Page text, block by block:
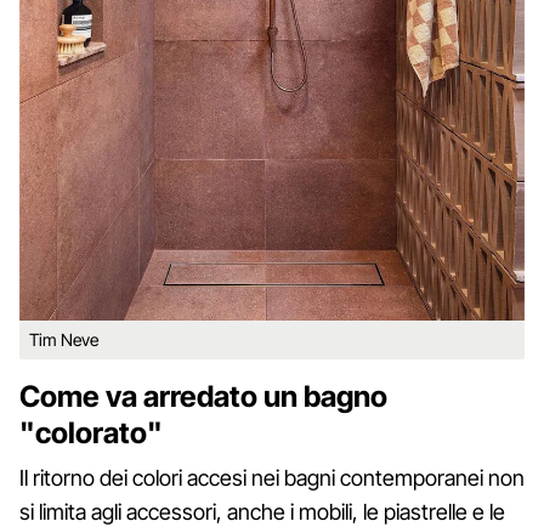
Tim Neve
Come va arredato un bagno
"colorato"
Il ritorno dei colori accesi nei bagni contemporanei non
si limita agli accessori, anche i mobili, le piastrelle e le